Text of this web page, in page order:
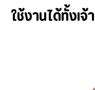
ใช้งานได้ทั้งเ